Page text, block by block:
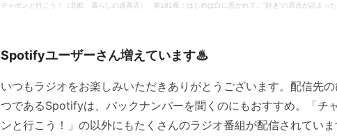
チャポンと行こう！（北欧、暮らしの道具店） · 第181夜：はじめは白に惹かれて。“好き”の原点が詰まった、北欧食器への愛を語ろう！（2025/04/
Spotifyユーザーさん増えています♨
いつもラジオをお楽しみいただきありがとうございます。配信先
つであるSpotifyは、バックナンバーを聞くのにもおすすめ。「チ
ンと行こう！」の以外にもたくさんのラジオ番組が配信されてい